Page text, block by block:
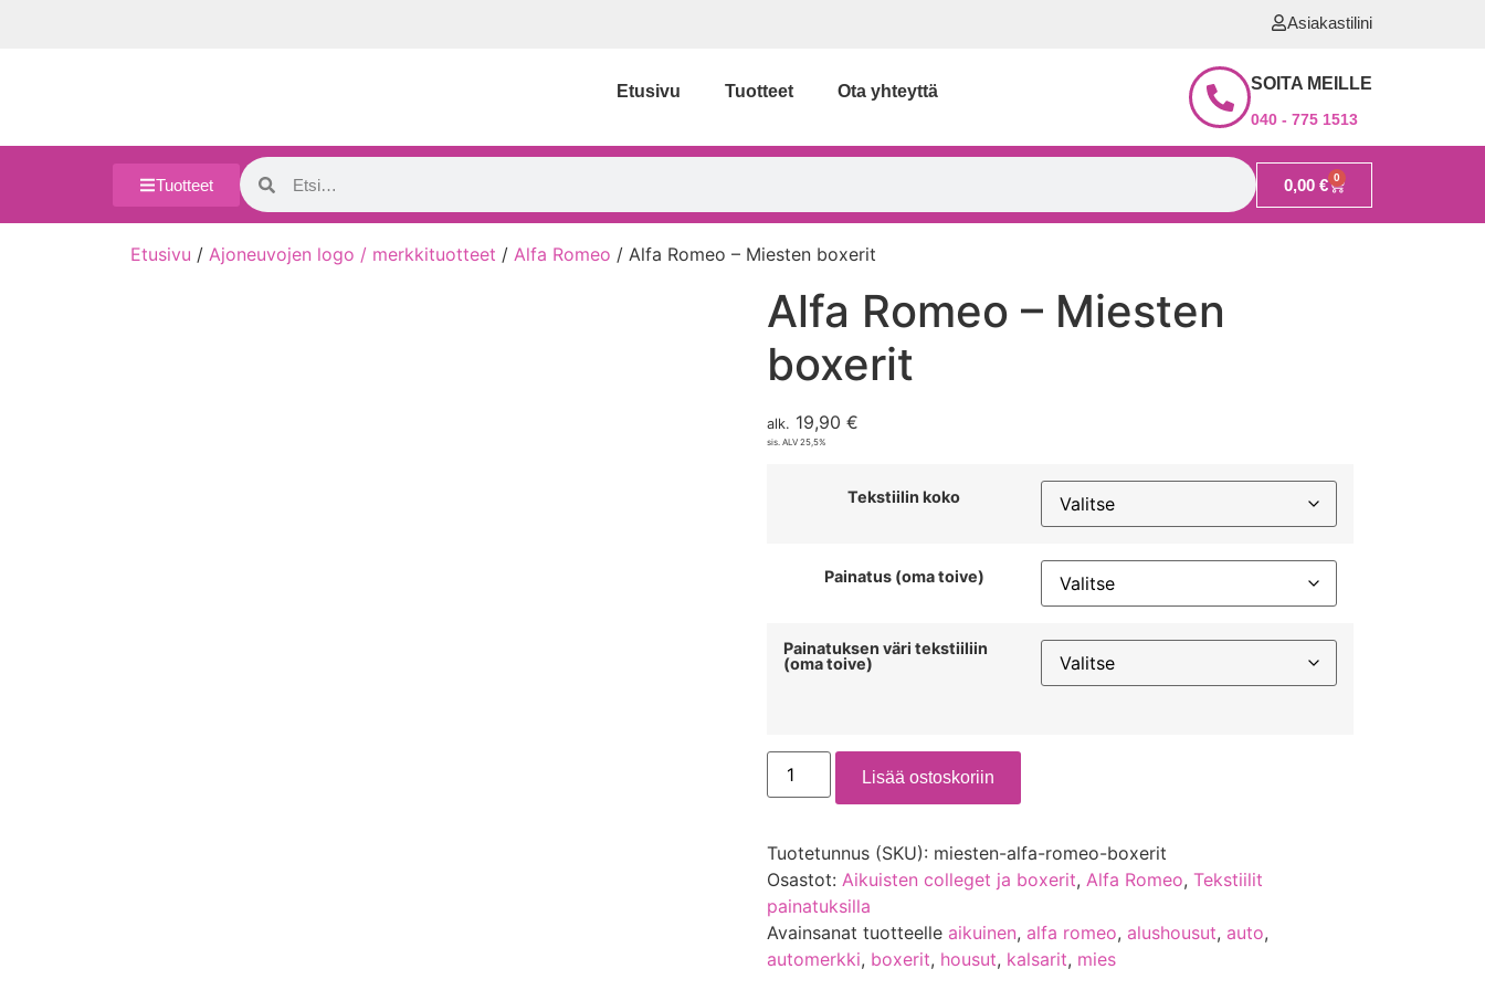
Asiakastilini
Etusivu Tuotteet Ota yhteyttä SOITA MEILLE
040 - 775 1513
Tuotteet 0,00 € 0
Etusivu / Ajoneuvojen logo / merkkituotteet / Alfa Romeo / Alfa Romeo – Miesten boxerit
Alfa Romeo – Miesten
boxerit
alk. 19,90€
sis. ALV 25,5%
Tekstiilin koko
Painatus (oma toive)
Painatuksen väri tekstiiliin
(oma toive)
Lisää ostoskoriin
Tuotetunnus (SKU): miesten-alfa-romeo-boxerit
Osastot: Aikuisten colleget ja boxerit, Alfa Romeo,Tekstiilit
painatuksilla
Avainsanat tuotteelle aikuinen, alfa romeo, alushousut, auto,
automerkki, boxerit, housut, kalsarit, mies